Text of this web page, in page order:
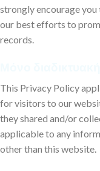
strongly encourage
our best efforts to
records.
This Privacy Policy
for visitors to our
they shared and/or
applicable to any
other than this website.